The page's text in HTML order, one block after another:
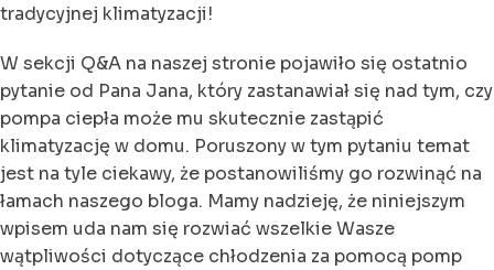
tradycyjnej klimatyzacji!
W sekcji Q&A na naszej stronie pojawiło się ostatnio
pytanie od Pana Jana, który zastanawiał się nad tym, czy
pompa ciepła może mu skutecznie zastąpić
klimatyzację w domu. Poruszony w tym pytaniu temat
jest na tyle ciekawy, że postanowiliśmy go rozwinąć na
łamach naszego bloga. Mamy nadzieję, że niniejszym
wpisem uda nam się rozwiać wszelkie Wasze
wątpliwości dotyczące chłodzenia za pomocą pomp